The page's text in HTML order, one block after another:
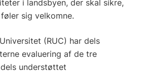
i landsbyen, der skal sikre,
sig velkomne.
(RUC) har dels
evaluering af de tre
understøttet